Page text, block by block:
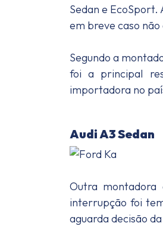
Sedan e
em breve caso
Segundo a
foi a principal
importadora no
Audi A3 Sedan
Outra
interrupção foi
aguarda decisão